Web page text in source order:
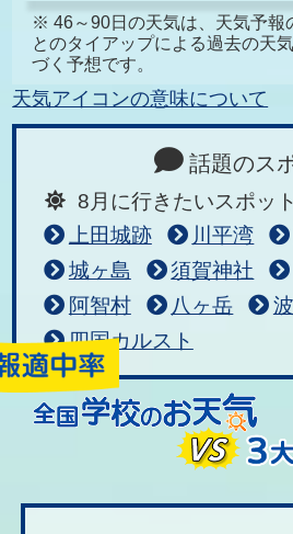
※ 46～90日の天気は、天気予報
とのタイアップによる過去の天
づく予想です。
天気アイコンの意味について
話題のス
8月に行きたいスポット
上田城跡
川平湾
城ヶ島
須賀神社
阿智村
八ヶ岳
四国カルスト